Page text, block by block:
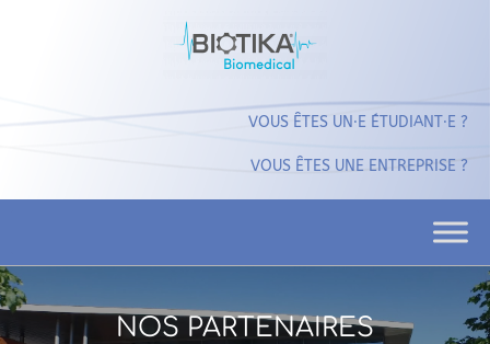
VOUS ÊTES UN⸱E ÉTUDIANT⸱E ?
VOUS ÊTES UNE ENTREPRISE ?
NOS PARTENAIRES